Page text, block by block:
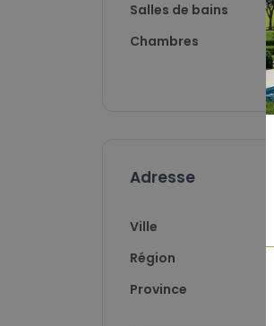
Salles de bains
Chambres
Adresse
Ville
Région
Province